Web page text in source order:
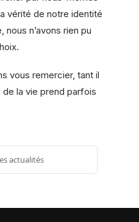
vérité de notre identité
n’avons rien pu
vous remercier, tant il
la vie prend parfois
actualités